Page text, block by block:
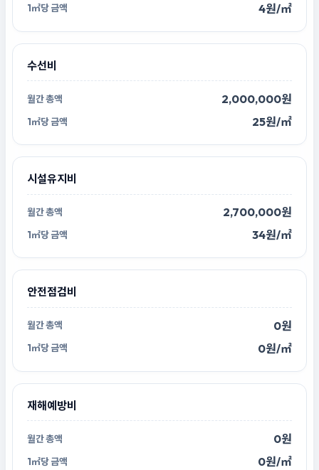
4원/㎡
수선비
2,000,000원
25원/㎡
시설유지비
2,700,000원
34원/㎡
안전점검비
0원
0원/㎡
재해예방비
0원
0원/㎡